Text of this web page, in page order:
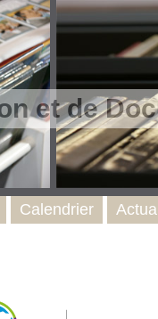
et de
Calendrier